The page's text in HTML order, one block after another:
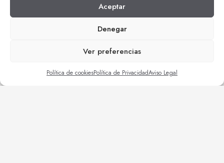
Aceptar
Denegar
Ver preferencias
Política de cookiesPolítica de PrivacidadAviso Legal